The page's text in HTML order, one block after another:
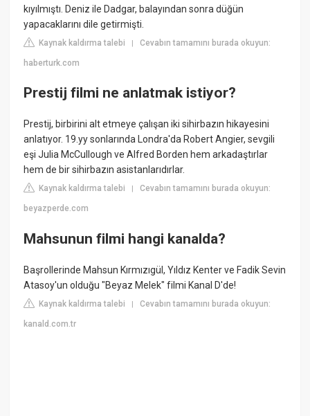
kıyılmıştı. Deniz ile Dadgar, balayından sonra düğün
yapacaklarını dile getirmişti.
Kaynak kaldırma talebi |Cevabın tamamını burada okuyun:
haberturk.com
Prestij filmi ne anlatmak istiyor?
Prestij, birbirini alt etmeye çalışan iki sihirbazın hikayesini
anlatıyor. 19.yy sonlarında Londra'da Robert Angier, sevgili
eşi Julia McCullough ve Alfred Borden hem arkadaştırlar
hem de bir sihirbazın asistanlarıdırlar.
Kaynak kaldırma talebi |Cevabın tamamını burada okuyun:
beyazperde.com
Mahsunun filmi hangi kanalda?
Başrollerinde Mahsun Kırmızıgül, Yıldız Kenter ve Fadik Sevin
Atasoy'un olduğu "Beyaz Melek" filmi Kanal D'de!
Kaynak kaldırma talebi |Cevabın tamamını burada okuyun:
kanald.com.tr